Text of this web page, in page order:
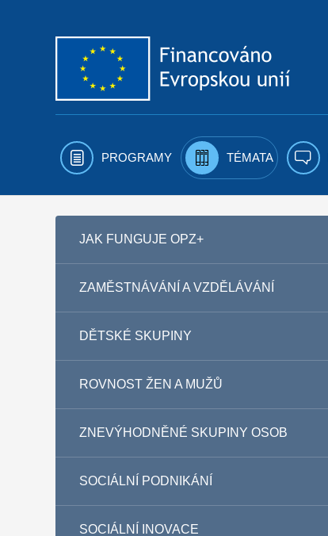
PROGRAMY TÉMATA
JAK FUNGUJE OPZ+
ZAMĚSTNÁVÁNÍ A VZDĚLÁVÁNÍ
DĚTSKÉ SKUPINY
ROVNOST ŽEN A MUŽŮ
ZNEVÝHODNĚNÉ SKUPINY OSOB
SOCIÁLNÍ PODNIKÁNÍ
SOCIÁLNÍ INOVACE